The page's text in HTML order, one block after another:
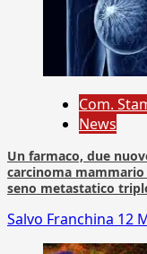
Com.
News
Un farmaco, due
carcinoma
seno metastatico
Salvo Franchina 12